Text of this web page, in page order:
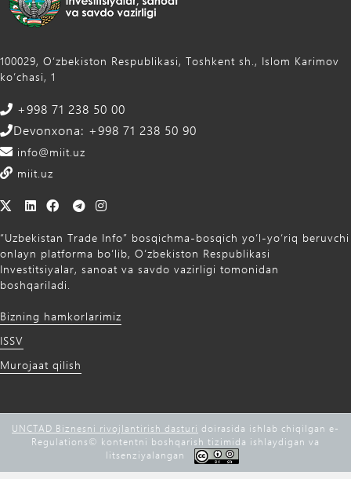
100029, Oʻzbekiston Respublikasi, Toshkent sh., Islom Karimov
ko‘chasi, 1
+998 71 238 50 00
Devonxona: +998 71 238 50 90
info@miit.uz
miit.uz
“Uzbekistan Trade Info” bosqichma-bosqich yo‘l-yo‘riq beruvchi
onlayn platforma bo‘lib, O‘zbekiston Respublikasi
Investitsiyalar, sanoat va savdo vazirligi tomonidan
boshqariladi.
Bizning hamkorlarimiz
ISSV
Murojaat qilish
UNCTAD Biznesni rivojlantirish dasturi doirasida ishlab chiqilgan e-
Regulations©️ kontentni boshqarish tizimida ishlaydigan va
litsenziyalangan